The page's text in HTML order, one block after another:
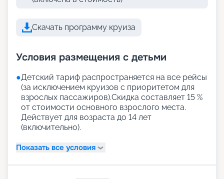
Скачать программу круиза
Условия размещения с детьми
●Детский тариф распространяется на все рейсы
(за исключением круизов с приоритетом для
взрослых пассажиров).Скидка составляет 15 %
от стоимости основного взрослого места.
Действует для возраста до 14 лет
(включительно).
Показать все условия